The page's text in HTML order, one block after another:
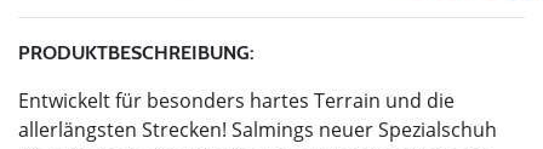
PRODUKTBESCHREIBUNG:
Entwickelt für besonders hartes Terrain und die
allerlängsten Strecken! Salmings neuer Spezialschuh